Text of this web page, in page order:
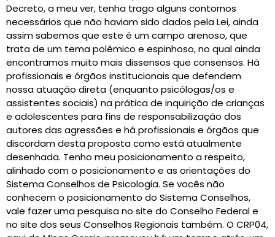
Decreto, a meu ver, tenha trago alguns contornos
necessários que não haviam sido dados pela Lei, ainda
assim sabemos que este é um campo arenoso, que
trata de um tema polêmico e espinhoso, no qual ainda
encontramos muito mais dissensos que consensos. Há
profissionais e órgãos institucionais que defendem
nossa atuação direta (enquanto psicólogas/os e
assistentes sociais) na prática de inquirição de crianças
e adolescentes para fins de responsabilização dos
autores das agressões e há profissionais e órgãos que
discordam desta proposta como está atualmente
desenhada. Tenho meu posicionamento a respeito,
alinhado com o posicionamento e as orientações do
Sistema Conselhos de Psicologia. Se vocês não
conhecem o posicionamento do Sistema Conselhos,
vale fazer uma pesquisa no site do Conselho Federal e
no site dos seus Conselhos Regionais também. O CRP04,